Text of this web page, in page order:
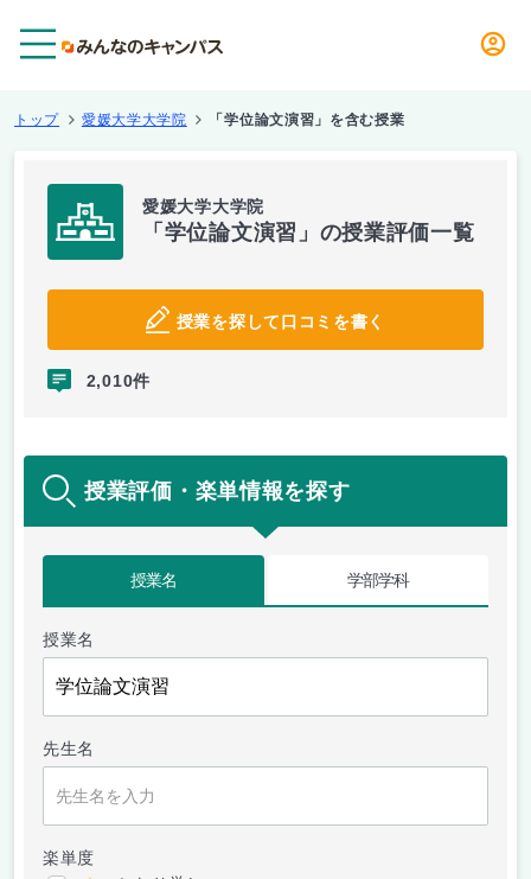
トップ 愛媛大学大学院 「学位論文演習」を含む授業
愛媛大学大学院
「学位論文演習」の授業評価一覧
授業を探して口コミを書く
2,010件
授業評価・楽単情報を探す
授業名 学部学科
授業名
先生名
楽単度